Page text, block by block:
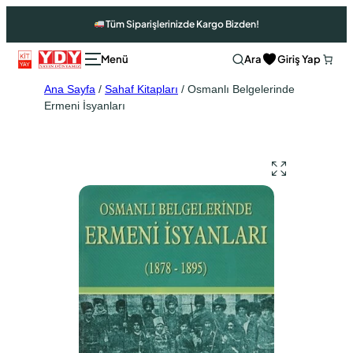
Tüm Siparişlerinizde Kargo Bizden!
Ara Giriş Yap
Ana Sayfa / Sahaf Kitapları / Osmanlı Belgelerinde
Ermeni İsyanları